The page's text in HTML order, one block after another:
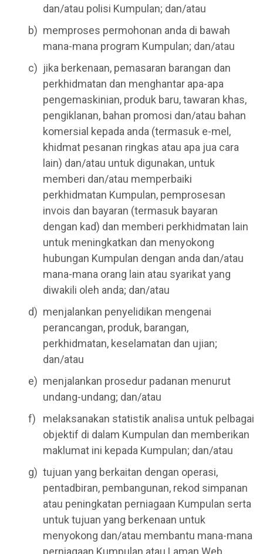
dan/atau polisi Kumpulan; dan/atau
memproses permohonan anda di bawah
mana-mana program Kumpulan; dan/atau
jika berkenaan, pemasaran barangan dan
perkhidmatan dan menghantar apa-apa
pengemaskinian, produk baru, tawaran khas,
pengiklanan, bahan promosi dan/atau bahan
komersial kepada anda (termasuk e-mel,
khidmat pesanan ringkas atau apa jua cara
lain) dan/atau untuk digunakan, untuk
memberi dan/atau memperbaiki
perkhidmatan Kumpulan, pemprosesan
invois dan bayaran (termasuk bayaran
dengan kad) dan memberi perkhidmatan lain
untuk meningkatkan dan menyokong
hubungan Kumpulan dengan anda dan/atau
mana-mana orang lain atau syarikat yang
diwakili oleh anda; dan/atau
menjalankan penyelidikan mengenai
perancangan, produk, barangan,
perkhidmatan, keselamatan dan ujian;
dan/atau
menjalankan prosedur padanan menurut
undang-undang; dan/atau
melaksanakan statistik analisa untuk pelbagai
objektif di dalam Kumpulan dan memberikan
maklumat ini kepada Kumpulan; dan/atau
tujuan yang berkaitan dengan operasi,
pentadbiran, pembangunan, rekod simpanan
atau peningkatan perniagaan Kumpulan serta
untuk tujuan yang berkenaan untuk
menyokong dan/atau membantu mana-mana
perniagaan Kumpulan atau Laman Web